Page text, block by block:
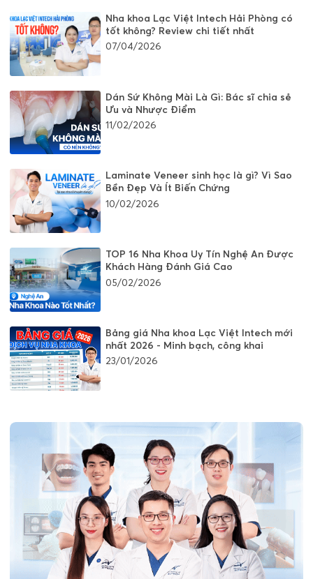
Nha khoa Lạc Việt Intech Hải Phòng có
tốt không? Review chi tiết nhất
07/04/2026
Dán Sứ Không Mài Là Gì: Bác sĩ chia sẻ
Ưu và Nhược Điểm
11/02/2026
Laminate Veneer sinh học là gì? Vì Sao
Bền Đẹp Và Ít Biến Chứng
10/02/2026
TOP 16 Nha Khoa Uy Tín Nghệ An Được
Khách Hàng Đánh Giá Cao
05/02/2026
Bảng giá Nha khoa Lạc Việt Intech mới
nhất 2026 - Minh bạch, công khai
23/01/2026